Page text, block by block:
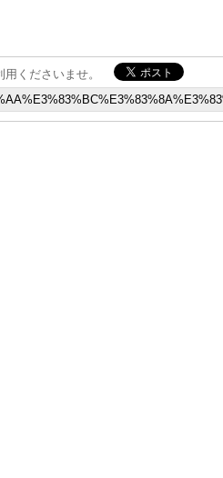
くださいませ。